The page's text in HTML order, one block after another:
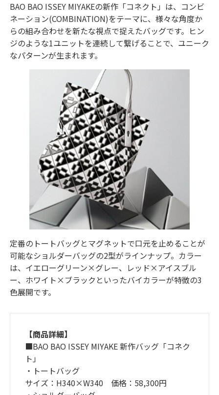
BAO BAO ISSEY MIYAKEの新作「コネクト」は、コンビ
ネーション(COMBINATION)をテーマに、様々な角度か
らの組み合わせを新たな視点で捉えたバッグです。ヒン
ジのような1ユニットを連続して繋げることで、ユニーク
なパターンが生まれます。
定番のトートバッグとマグネットで口元を止めることが
可能なショルダーバッグの2型がラインナップ。カラー
は、イエローグリーン×グレー、レッド×アイスブル
ー、ホワイト×ブラックといったバイカラーが特徴の3
色展開です。
【商品詳細】
■BAO BAO ISSEY MIYAKE 新作バッグ「コネク
ト」
・トートバッグ
サイズ：H340×W340 価格：58,300円